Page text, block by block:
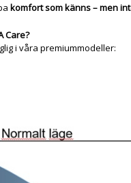
komfort som känns – men
Care?
i våra premiummodeller: